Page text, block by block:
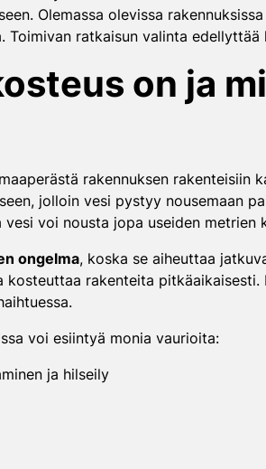
Olemassa olevissa
ratkaisun valinta
on ja
rakennuksen
jolloin vesi pystyy nousemaan
voi nousta jopa useiden metrien
ongelma, koska se aiheuttaa
rakenteita
voi esiintyä monia vaurioita:
ja hilseily